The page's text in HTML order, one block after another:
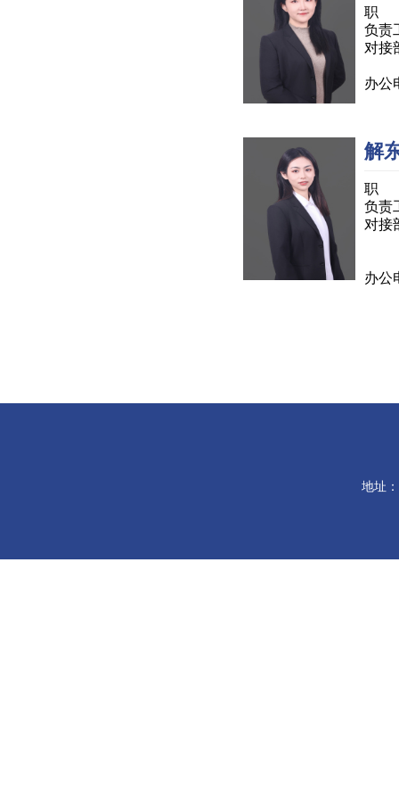
职
负责
对接
办公
解
职
负责
对接
办公
地址